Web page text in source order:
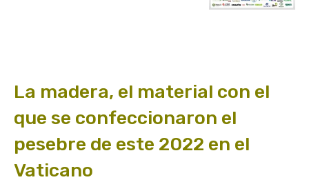
La madera, el material con el
que se confeccionaron el
pesebre de este 2022 en el
Vaticano